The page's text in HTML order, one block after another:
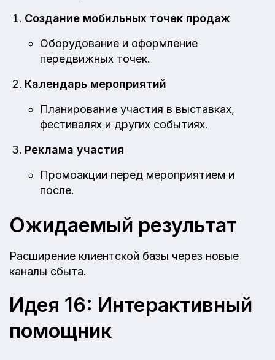
Создание мобильных точек продаж
Оборудование и оформление
передвижных точек.
Календарь мероприятий
Планирование участия в выставках,
фестивалях и других событиях.
Реклама участия
Промоакции перед мероприятием и
после.
Ожидаемый результат
Расширение клиентской базы через новые
каналы сбыта.
Идея 16: Интерактивный
помощник